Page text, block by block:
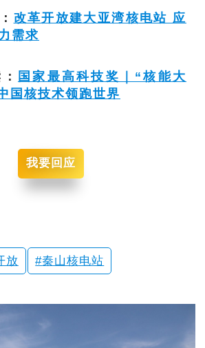
改革开放建大亚湾核电站 应
需求
国家最高科技奖｜“核能大
国核技术领跑世界
我要回应
放 秦山核电站